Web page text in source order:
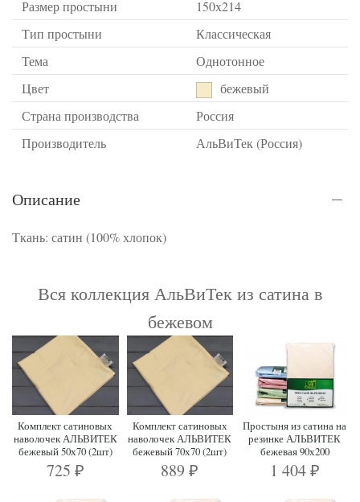
Размер простыни
150х214
Тип простыни
Классическая
Тема
Однотонное
Цвет
бежевый
Страна производства
Россия
Производитель
АльВиТек (Россия)
Описание
Ткань: сатин (100% хлопок)
Вся коллекция АльВиТек из сатина в
бежевом
Комплект сатиновых
наволочек АЛЬВИТЕК
бежевый 50х70 (2шт)
725 ₽
Комплект сатиновых
наволочек АЛЬВИТЕК
бежевый 70х70 (2шт)
889₽
Простыня из сатина на
резинке АЛЬВИТЕК
бежевая 90х200
1 404 ₽